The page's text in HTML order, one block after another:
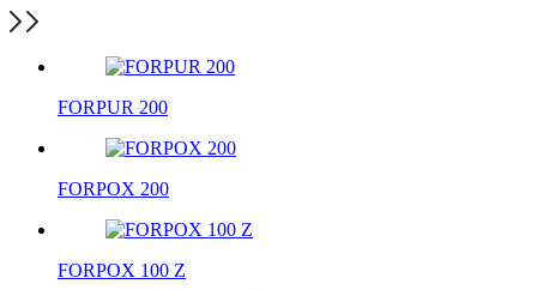
FORPUR 200
FORPOX 200
FORPOX 100 Z